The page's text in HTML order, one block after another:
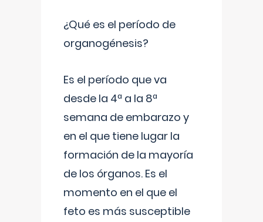
¿Qué es el período de
organogénesis?
Es el período que va
desde la 4ª a la 8ª
semana de embarazo y
en el que tiene lugar la
formación de la mayoría
de los órganos. Es el
momento en el que el
feto es más susceptible